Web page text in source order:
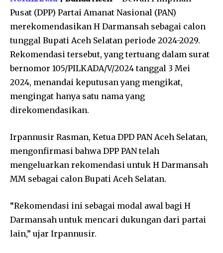
Pusat (DPP) Partai Amanat Nasional (PAN)
merekomendasikan H Darmansah sebagai calon
tunggal Bupati Aceh Selatan periode 2024-2029.
Rekomendasi tersebut, yang tertuang dalam surat
bernomor 105/PILKADA/V/2024 tanggal 3 Mei
2024, menandai keputusan yang mengikat,
mengingat hanya satu nama yang
direkomendasikan.
Irpannusir Rasman, Ketua DPD PAN Aceh Selatan,
mengonfirmasi bahwa DPP PAN telah
mengeluarkan rekomendasi untuk H Darmansah
MM sebagai calon Bupati Aceh Selatan.
“Rekomendasi ini sebagai modal awal bagi H
Darmansah untuk mencari dukungan dari partai
lain,” ujar Irpannusir.